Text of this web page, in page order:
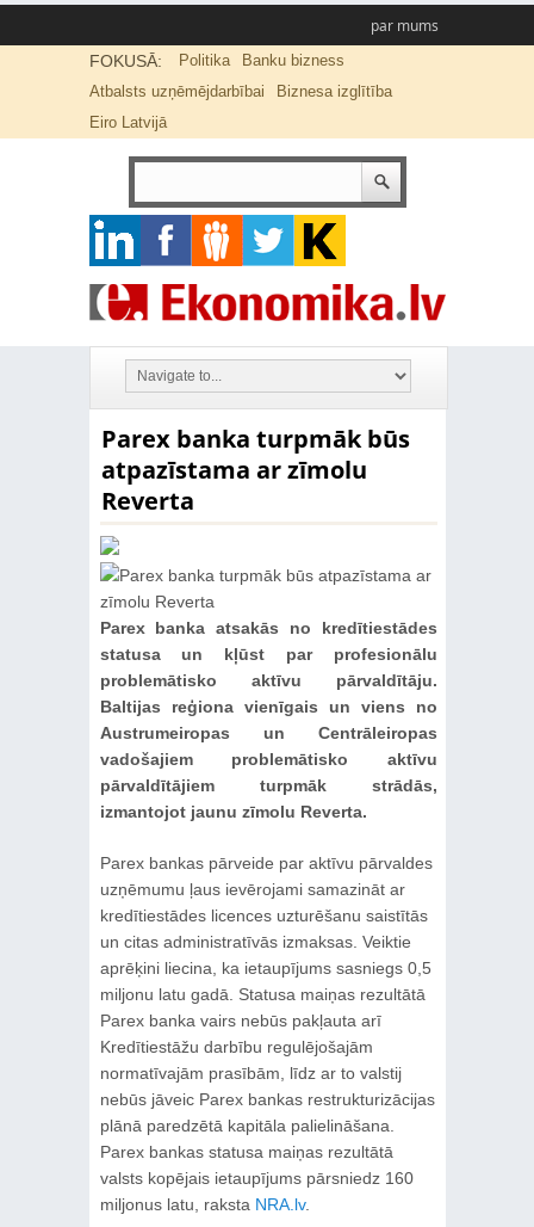
par mums
FOKUSĀ: Politika
Banku bizness
Atbalsts uzņēmējdarbībai
Biznesa izglītība
Eiro Latvijā
Parex banka turpmāk būs
atpazīstama ar zīmolu
Reverta
Parex banka atsakās no kredītiestādes
statusa un kļūst par profesionālu
problemātisko aktīvu pārvaldītāju.
Baltijas reģiona vienīgais un viens no
Austrumeiropas un Centrāleiropas
vadošajiem problemātisko aktīvu
pārvaldītājiem turpmāk strādās,
izmantojot jaunu zīmolu Reverta.
Parex bankas pārveide par aktīvu pārvaldes
uzņēmumu ļaus ievērojami samazināt ar
kredītiestādes licences uzturēšanu saistītās
un citas administratīvās izmaksas. Veiktie
aprēķini liecina, ka ietaupījums sasniegs 0,5
miljonu latu gadā. Statusa maiņas rezultātā
Parex banka vairs nebūs pakļauta arī
Kredītiestāžu darbību regulējošajām
normatīvajām prasībām, līdz ar to valstij
nebūs jāveic Parex bankas restrukturizācijas
plānā paredzētā kapitāla palielināšana.
Parex bankas statusa maiņas rezultātā
valsts kopējais ietaupījums pārsniedz 160
miljonus latu, raksta NRA.lv.